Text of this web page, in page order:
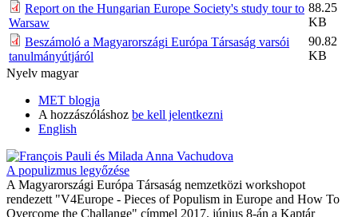
Report on the Hungarian Europe Society's study tour to
Warsaw
88.25
KB
Beszámoló a Magyarországi Európa Társaság varsói
tanulmányútjáról
90.82
KB
Nyelv magyar
MET blogja
A hozzászóláshoz be kell jelentkezni
English
A populizmus legyőzése
A Magyarországi Európa Társaság nemzetközi workshopot
rendezett "V4Europe - Pieces of Populism in Europe and How To
Overcome the Challange" címmel 2017. június 8-án a Kaptár